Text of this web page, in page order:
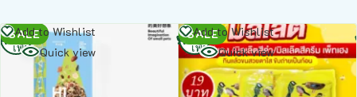
SALE
Add to Wishlist
Quick view
อ่าน
เพิ่ม
SALE
Add to Wishlist
Quick view
อ่าน
เพิ่ม